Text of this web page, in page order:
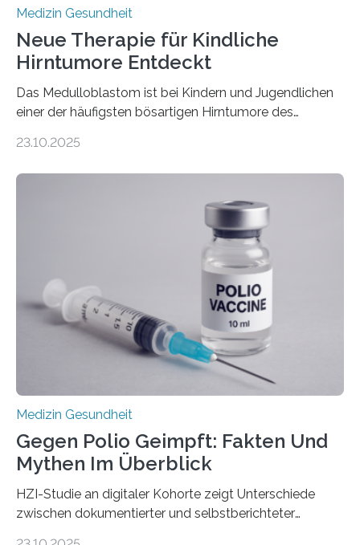
Medizin Gesundheit
Neue Therapie für Kindliche
Hirntumore Entdeckt
Das Medulloblastom ist bei Kindern und Jugendlichen
einer der häufigsten bösartigen Hirntumore des
Betroffenen können mit heutigen Methoden geheilt
Dringend benötigt werden zielgerichtete Therapien, die
nur Tumorschwachstellen angreifen und normales
Gewebe verschonen. Forschende um Daniel Merk vom
Hertie-Institut für klinische Hirnforschung am
Universitätsklinikum Tübingen haben eine solche
Schwachstelle im Erbgut einer Untergruppe des
Medulloblastoms gefunden. Die Wilhelm Sander-
Stiftung unterstützte das Projekt…
23.10.2025
Medizin Gesundheit
Gegen Polio Geimpft: Fakten Und
Mythen Im Überblick
HZI-Studie an digitaler Kohorte zeigt Unterschiede
zwischen dokumentierter und selbstberichteter